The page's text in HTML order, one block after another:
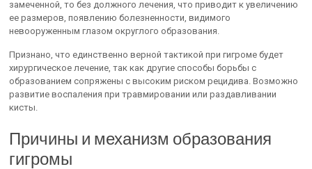
замеченной, то без должного лечения, что приводит к увеличению
ее размеров, появлению болезненности, видимого
невооруженным глазом округлого образования.
Признано, что единственно верной тактикой при гигроме будет
хирургическое лечение, так как другие способы борьбы с
образованием сопряжены с высоким риском рецидива. Возможно
развитие воспаления при травмировании или раздавливании
кисты.
Причины и механизм образования
гигромы